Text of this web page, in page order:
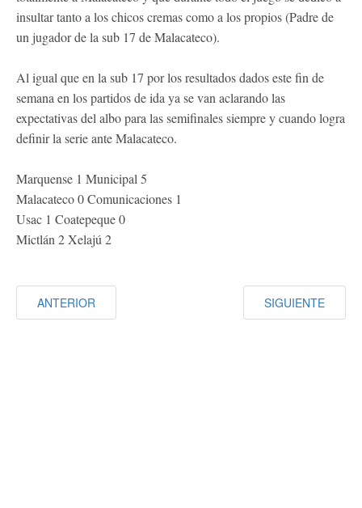
insultar tanto a los chicos cremas como a los propios (Padre de
un jugador de la sub 17 de Malacateco).
Al igual que en la sub 17 por los resultados dados este fin de
semana en los partidos de ida ya se van aclarando las
expectativas del albo para las semifinales siempre y cuando logra
definir la serie ante Malacateco.
Marquense 1 Municipal 5
Malacateco 0 Comunicaciones 1
Usac 1 Coatepeque 0
Mictlán 2 Xelajú 2
ANTERIOR SIGUIENTE